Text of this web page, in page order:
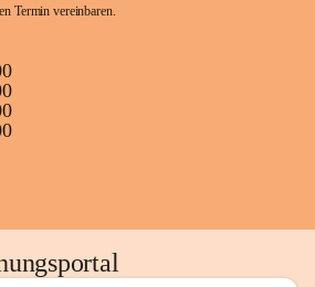
Termin vereinbaren.